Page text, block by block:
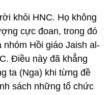
khỏi HNC. Họ không
cực đoan, trong đó
Hồi giáo Jaish al-
Điều này đã khẳng
ta (Nga) khi từng đề
sách những tổ chức